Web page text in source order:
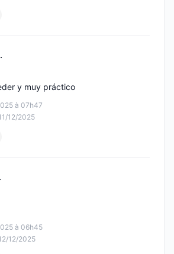
à 07h47
12/2025
y muy práctico
à 06h45
12/2025